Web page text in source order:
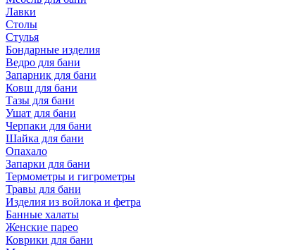
Лавки
Столы
Стулья
Бондарные изделия
Ведро для бани
Запарник для бани
Ковш для бани
Тазы для бани
Ушат для бани
Черпаки для бани
Шайка для бани
Опахало
Запарки для бани
Термометры и гигрометры
Травы для бани
Изделия из войлока и фетра
Банные халаты
Женские парео
Коврики для бани